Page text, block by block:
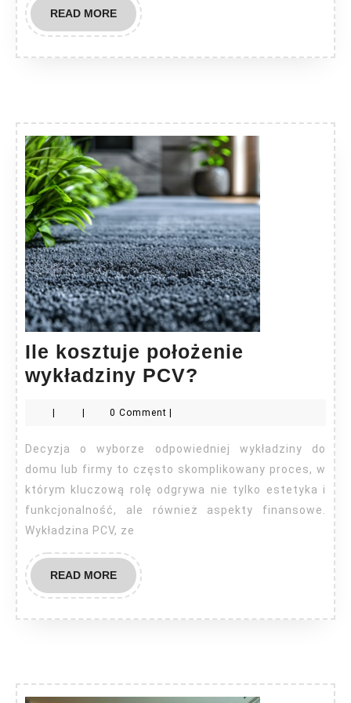
READ MOREREAD
MORE
Ile kosztuje położenie
wykładziny PCV?
wykładziny
PCV?
| | 0 Comment |
Decyzja o wyborze odpowiedniej wykładziny do
domu lub firmy to często skomplikowany proces, w
którym kluczową rolę odgrywa nie tylko estetyka i
funkcjonalność, ale również aspekty finansowe.
Wykładzina PCV, ze
READ MOREREAD
MORE